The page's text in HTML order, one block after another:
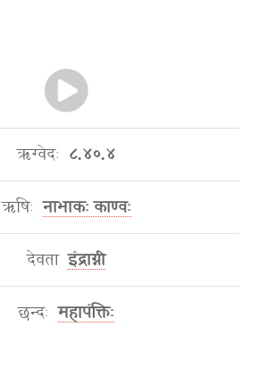
ऋग्वेदः ८.४०.४
ऋषिः नाभाकः काण्वः
देवता इंद्राग्नी
छन्दः महापंक्तिः